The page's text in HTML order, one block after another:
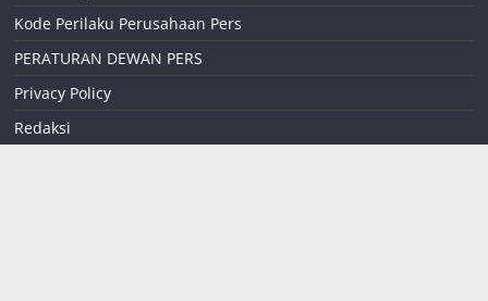
Kode Perilaku Perusahaan Pers
PERATURAN DEWAN PERS
Privacy Policy
Redaksi